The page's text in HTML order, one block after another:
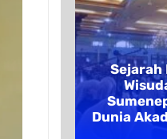
Sejarah
Dunia